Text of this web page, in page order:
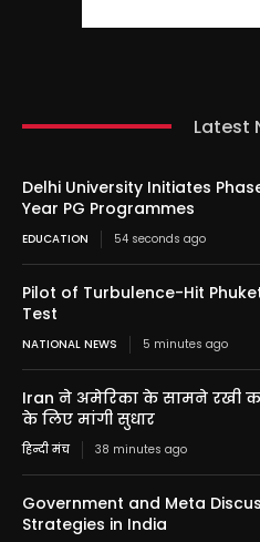
Latest
Delhi University Initiates
Year PG Programmes
EDUCATION 54 seconds ago
Pilot of Turbulence-Hit
Test
NATIONAL NEWS 5 minutes ago
Iran ने अमेरिका के सामने रखी
के लिए मांगी सुधार
हिन्दी मंच 38 minutes ago
Government and Meta
Strategies in India